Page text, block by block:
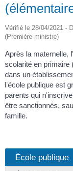
Vérifié le 28/04/2021 -
(Première ministre)
Après la maternelle,
scolarité en primaire
dans un
l'école publique est
parents qui
être sanctionnés,
famille.
École publique